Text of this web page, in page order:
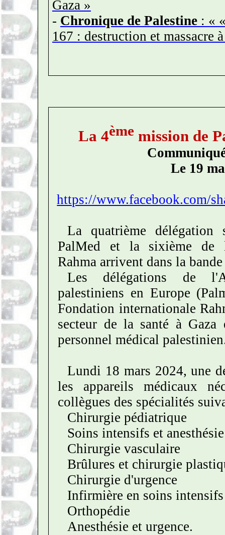
Gaza »
- Chronique de Palestine: «
167 : destruction et massacre
La 4ème mission de
Le 19
https://www.facebook.com/
La quatrième délégation
PalMed et la sixième de
Rahma arrivent dans la bande
Les délégations de
palestiniens en Europe
Fondation internationale
secteur de la santé à
personnel médical
Lundi 18 mars 2024, une
les appareils médicaux
collègues des spécialités
Chirurgie pédiatrique
Soins intensifs et anesthésie
Chirurgie vasculaire
Brûlures et chirurgie
Chirurgie d'urgence
Infirmière en soins intensifs
Orthopédie
Anesthésie et urgence.